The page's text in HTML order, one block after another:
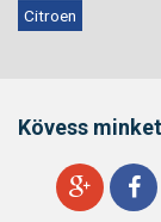
Citroen
Kövess